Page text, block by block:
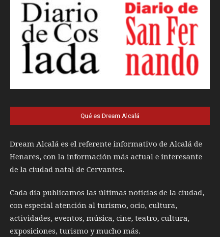
Qué es Dream Alcalá
Dream Alcalá es el referente informativo de Alcalá de
Henares, con la información más actual e interesante
de la ciudad natal de Cervantes.
Cada día publicamos las últimas noticias de la ciudad,
con especial atención al turismo, ocio, cultura,
actividades, eventos, música, cine, teatro, cultura,
exposiciones, turismo y mucho más.